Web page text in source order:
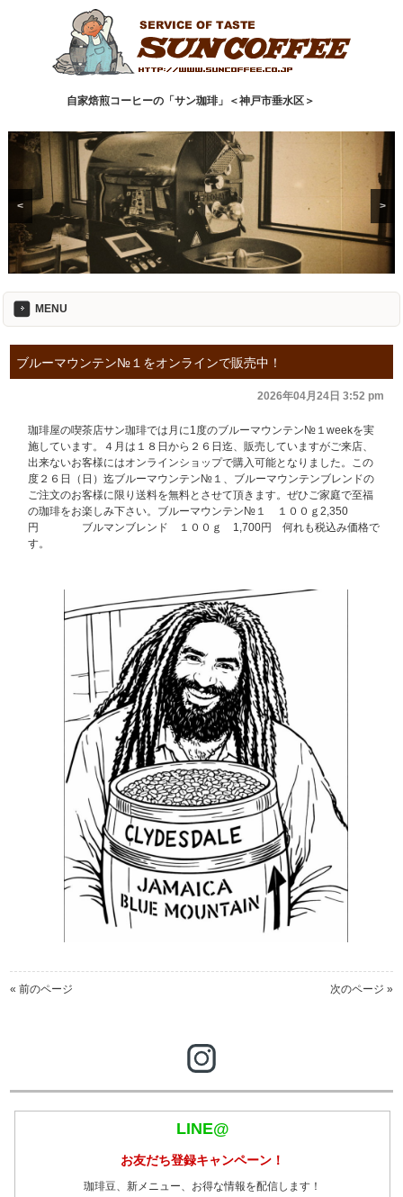
自家焙煎コーヒーの「サン珈琲」＜神戸市垂水区＞
< >
MENU
ブルーマウンテン№１をオンラインで販売中！
2026年04月24日 3:52 pm
珈琲屋の喫茶店サン珈琲では月に1度のブルーマウンテン№１weekを実
施しています。４月は１８日から２６日迄、販売していますがご来店、
出来ないお客様にはオンラインショップで購入可能となりました。この
度２６日（日）迄ブルーマウンテン№１、ブルーマウンテンブレンドの
ご注文のお客様に限り送料を無料とさせて頂きます。ぜひご家庭で至福
の珈琲をお楽しみ下さい。ブルーマウンテン№１ １００ｇ2,350
円 ブルマンブレンド １００ｇ 1,700円 何れも税込み価格で
す。
« 前のページ 次のページ »
LINE@
お友だち登録キャンペーン！
珈琲豆、新メニュー、お得な情報を配信します！